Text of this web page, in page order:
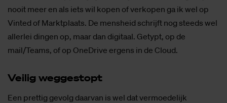
nooit meer en als iets wil kopen of verkopen ga ik wel op
Vinted of Marktplaats. De mensheid schrijft nog steeds wel
allerlei dingen op, maar dan digitaal. Getypt, op de
mail/Teams, of op OneDrive ergens in de Cloud.
Vei­lig weg­ge­stopt
Een prettig gevolg daarvan is wel dat vermoedelijk